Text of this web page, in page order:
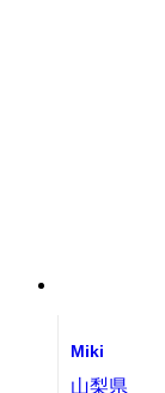
Miki
山梨県